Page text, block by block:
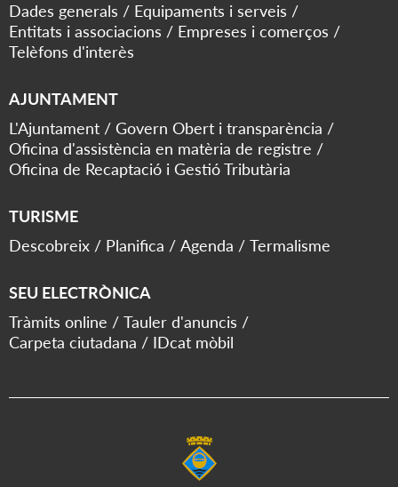
Dades generals
Equipaments i serveis
Entitats i associacions
Empreses i comerços
Telèfons d'interès
AJUNTAMENT
L'Ajuntament
Govern Obert i transparència
Oficina d'assistència en matèria de registre
Oficina de Recaptació i Gestió Tributària
TURISME
Descobreix
Planifica Agenda Termalisme
SEU ELECTRÒNICA
Tràmits online
Tauler d'anuncis
Carpeta ciutadana
IDcat mòbil